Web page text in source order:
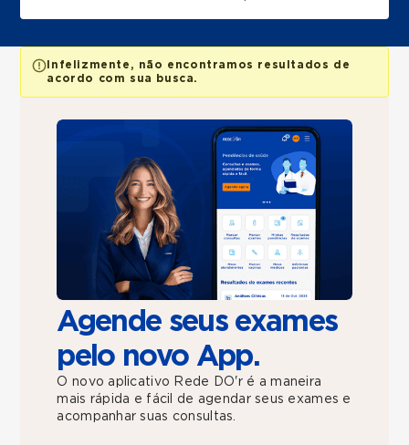
Infelizmente, não encontramos resultados de
acordo com sua busca.
Agende seus exames
pelo novo App.
O novo aplicativo Rede DO'r é a maneira
mais rápida e fácil de agendar seus exames e
acompanhar suas consultas.